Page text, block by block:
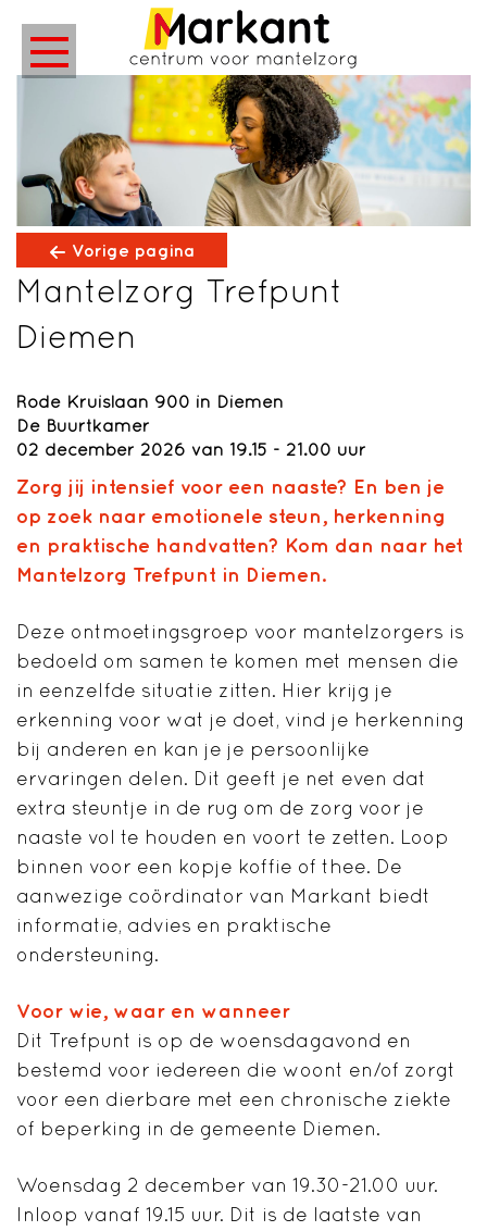
Vorige pagina
Mantelzorg Trefpunt
Diemen
Rode Kruislaan 900 in Diemen
De Buurtkamer
02 december 2026 van 19.15 - 21.00 uur
Zorg jij intensief voor een naaste? En ben je
op zoek naar emotionele steun, herkenning
en praktische handvatten? Kom dan naar het
Mantelzorg Trefpunt in Diemen.
Deze ontmoetingsgroep voor mantelzorgers is
bedoeld om samen te komen met mensen die
in eenzelfde situatie zitten. Hier krijg je
erkenning voor wat je doet, vind je herkenning
bij anderen en kan je je persoonlijke
ervaringen delen. Dit geeft je net even dat
extra steuntje in de rug om de zorg voor je
naaste vol te houden en voort te zetten. Loop
binnen voor een kopje koffie of thee. De
aanwezige coördinator van Markant biedt
informatie, advies en praktische
ondersteuning.
Voor wie, waar en wanneer
Dit Trefpunt is op de woensdagavond en
bestemd voor iedereen die woont en/of zorgt
voor een dierbare met een chronische ziekte
of beperking in de gemeente Diemen.
Woensdag 2 december van 19.30-21.00 uur.
Inloop vanaf 19.15 uur. Dit is de laatste van